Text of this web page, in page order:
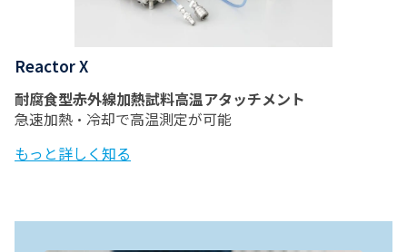
Reactor X
耐腐食型赤外線加熱試料高温アタッチメント
急速加熱・冷却で高温測定が可能
もっと詳しく知る